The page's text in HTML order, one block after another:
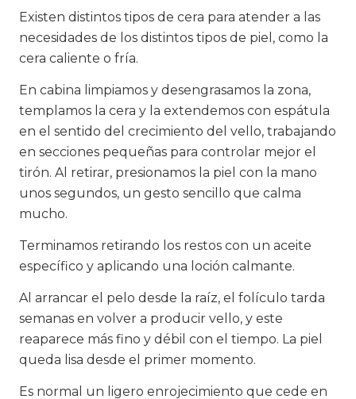
Existen distintos tipos de cera para atender a las
necesidades de los distintos tipos de piel, como la
cera caliente o fría.
En cabina limpiamos y desengrasamos la zona,
templamos la cera y la extendemos con espátula
en el sentido del crecimiento del vello, trabajando
en secciones pequeñas para controlar mejor el
tirón. Al retirar, presionamos la piel con la mano
unos segundos, un gesto sencillo que calma
mucho.
Terminamos retirando los restos con un aceite
específico y aplicando una loción calmante.
Al arrancar el pelo desde la raíz, el folículo tarda
semanas en volver a producir vello, y este
reaparece más fino y débil con el tiempo. La piel
queda lisa desde el primer momento.
Es normal un ligero enrojecimiento que cede en